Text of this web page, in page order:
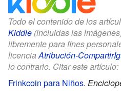
Todo el contenido de los
Kiddle (incluidas las
libremente para fines
licenciaAtribución-
lo contrario. Citar este artículo:
Frinkcoin para Niños.